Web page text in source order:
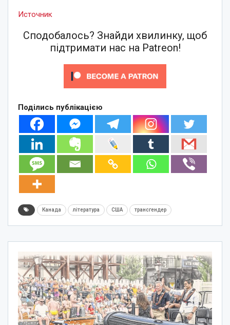
Источник
Сподобалось? Знайди хвилинку, щоб
підтримати нас на Patreon!
Поділись публікацією
Канада література США трансгендер